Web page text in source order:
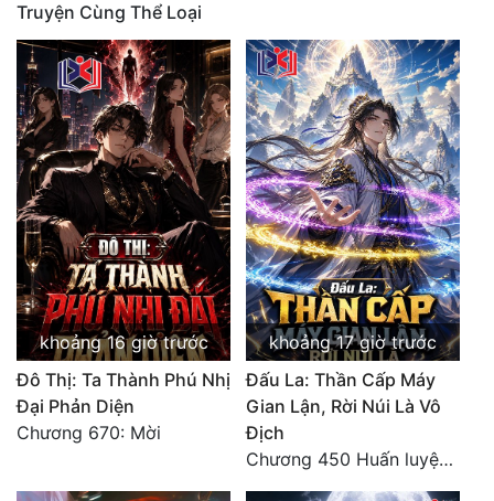
Đẹp
Đẹp Hiệp
Tính Cách Nhân Vật :
Cơ Trí
Sát Phạt Quyết Đoán
Vô Sỉ
Điềm Đạm
Truyện Cùng Thể Loại
khoảng 16 giờ trước
Đô Thị: Ta Thành Phú Nhị
Đại Phản Diện
Chương 670: Mời
khoảng 17 giờ trước
Đấu La: Thần Cấp Máy
Gian Lận, Rời Núi Là Vô
Địch
Chương 450 Huấn luyện thực chiến, Long Linh Cơ đối chiến bốn người Cổ Nguyệt và Vũ Lân!